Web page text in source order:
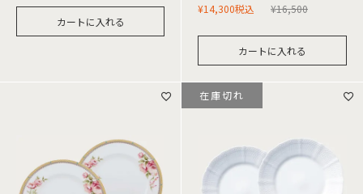
カートに入れる
¥16,500
¥14,300税込
カートに入れる
在庫切れ